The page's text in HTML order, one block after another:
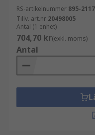
RS-artikelnummer 895-2117
Tillv. art.nr 20498005
Antal (1 enhet)
704,70 kr(exkl. moms)
Antal